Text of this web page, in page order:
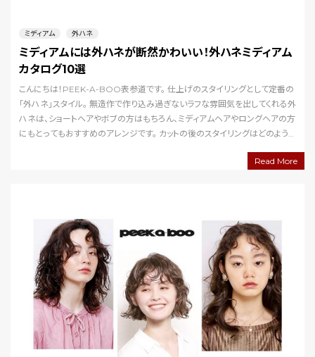
ミディアム 外ハネ
ミディアムには外ハネが断然かわいい！外ハネミディアム
カタログ10選
こんにちは！PEEK-A-BOO表参道です。 仕上げのスタイリングとして定番の
「外ハネ」スタイル。 無造作で作り込み過ぎないラフな雰囲気を出してくれる外
ハネは、ショートヘアやボブの方はもちろん、ミディアムヘアやロングヘアの方
にもとってもおすすめのアレンジです。 カットの後のスタイリングはどのよう
Read More